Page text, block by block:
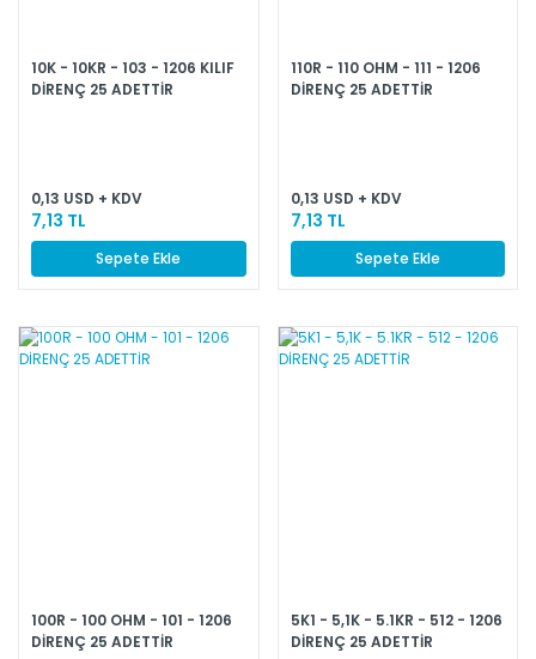
10K - 10KR - 103 - 1206 KILIF
DİRENÇ 25 ADETTİR
0,13 USD + KDV
7,13 TL
Sepete Ekle
110R - 110 OHM - 111 - 1206
DİRENÇ 25 ADETTİR
0,13 USD + KDV
7,13 TL
Sepete Ekle
100R - 100 OHM - 101 - 1206
DİRENÇ 25 ADETTİR
5K1 - 5,1K - 5.1KR - 512 - 1206
DİRENÇ 25 ADETTİR